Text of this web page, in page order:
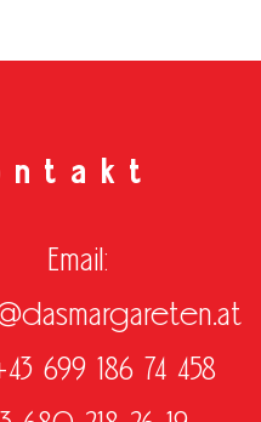
Email:
699 186 74 458